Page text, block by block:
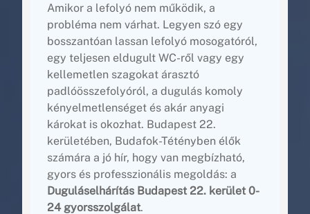
Amikor a lefolyó nem működik, a
probléma nem várhat. Legyen szó egy
bosszantóan lassan lefolyó mosogatóról,
egy teljesen eldugult WC-ről vagy egy
kellemetlen szagokat árasztó
padlóösszefolyóról, a dugulás komoly
kényelmetlenséget és akár anyagi
károkat is okozhat. Budapest 22.
kerületében, Budafok-Tétényben élők
számára a jó hír, hogy van megbízható,
gyors és professzionális megoldás: a
Duguláselhárítás Budapest 22. kerület 0-
24 gyorsszolgálat.